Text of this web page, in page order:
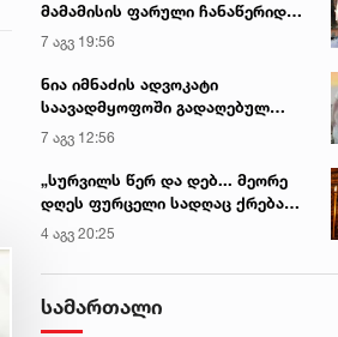
მამამისის ფარული ჩანაწერიდან
- გიგა ავალიანის მკვლელობის
საქმე
7 აგვ 19:56
ნია იმნაძის ადვოკატი
საავადმყოფოში გადაღებულ
კადრებს ავრცელებს
7 აგვ 12:56
„სურვილს წერ და დებ... მეორე
დღეს ფურცელი სადღაც ქრება
და სურვილი სრულდება...“ -
სასწაულმოქმედი ტაძარი შიდა
ქართლში
4 აგვ 20:25
სამართალი